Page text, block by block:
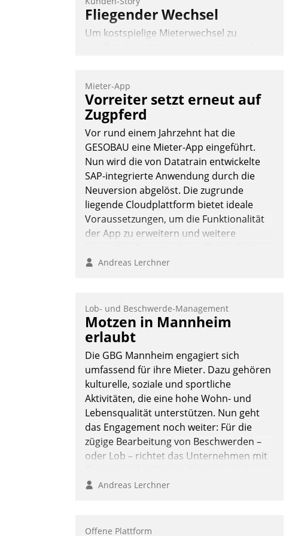
Fliegender Wechsel
Um kostspielige Mieterwechsel zu
seit Jahresbeginn eine Überblick, Einsicht
und Eingriff bietende Lösung. Zur
Entwicklung setzte man auf
Cloudtechnologie, bewährte und Startup-
Partner sowie erstmals agile
Projektmethoden.
Nadja Hußmann
Mieter-App
Vorreiter setzt erneut auf
Zugpferd
Vor rund einem Jahrzehnt hat die
GESOBAU eine Mieter-App eingeführt.
Nun wird die von Datatrain entwickelte
SAP-integrierte Anwendung durch die
Neuversion abgelöst. Die zugrunde
liegende Cloudplattform bietet ideale
Voraussetzungen, um die Funktionalität
der App zu erweitern und weitere
in SAP zu integrieren.
Andreas Lerchner
Lob- und Beschwerde-Management
Motzen in Mannheim
erlaubt
Die GBG Mannheim engagiert sich
umfassend für ihre Mieter. Dazu gehören
kulturelle, soziale und sportliche
Aktivitäten, die eine hohe Wohn- und
Lebensqualität unterstützen. Nun geht
das Engagement noch weiter: Für die
zügige Bearbeitung von Beschwerden –
oder Lob – richtet das Unternehmen mit
Beschwerde-Management einen eigenen
Andreas Lerchner
Offene Plattform